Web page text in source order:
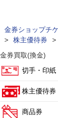
金券ショップチ
>
株主優待券 >
金券買取(換金)
切手・印紙
株主優待券
商品券